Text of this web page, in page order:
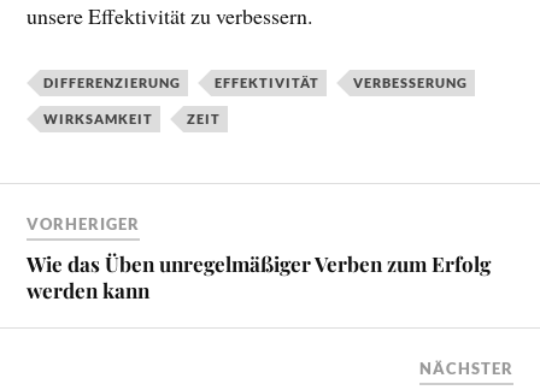
unsere Effektivität zu verbessern.
DIFFERENZIERUNG EFFEKTIVITÄT VERBESSERUNG
WIRKSAMKEIT ZEIT
VORHERIGER
Wie das Üben unregelmäßiger Verben zum Erfolg
werden kann
NÄCHSTER